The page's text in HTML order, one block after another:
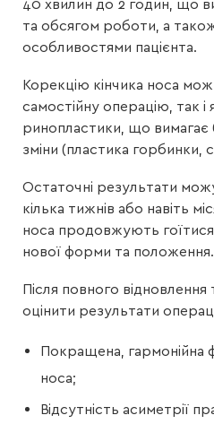
40 хвилин до 2 годин, що
та обсягом роботи, а
особливостями пацієнта.
Корекцію кінчика носа
самостійну операцію, так і
ринопластики, що вимагає
зміни (пластика горбинки,
Остаточні результати
кілька тижнів або навіть
носа продовжують
нової форми та положення.
Після повного
оцінити результати
Покращена, гармонійна
носа;
Відсутність асиметрії